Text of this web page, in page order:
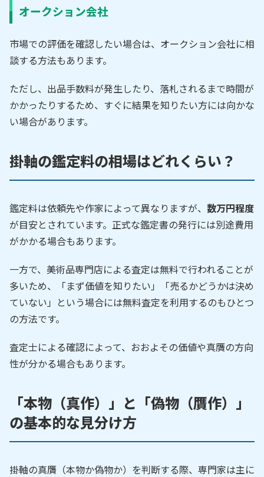
オークション会社
市場での評価を確認したい場合は、オークション会社に相
談する方法もあります。
ただし、出品手数料が発生したり、落札されるまで時間が
かかったりするため、すぐに結果を知りたい方には向かな
い場合があります。
掛軸の鑑定料の相場はどれくらい？
鑑定料は依頼先や作家によって異なりますが、 数万円程度
が目安とされています。正式な鑑定書の発行には別途費用
がかかる場合もあります。
一方で、美術品専門店による査定は無料で行われることが
多いため、「まず価値を知りたい」「売るかどうかは決め
ていない」という場合には無料査定を利用するのもひとつ
の方法です。
査定士による確認によって、おおよその価値や真贋の方向
性が分かる場合もあります。
「本物（真作）」と「偽物（贋作）」
の基本的な見分け方
掛軸の真贋（本物か偽物か）を判断する際、専門家は主に